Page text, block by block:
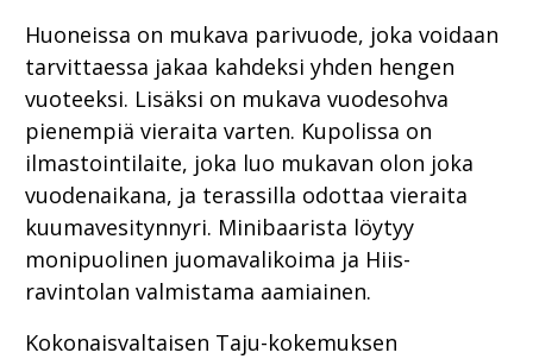
Huoneissa on mukava parivuode, joka voidaan
tarvittaessa jakaa kahdeksi yhden hengen
vuoteeksi. Lisäksi on mukava vuodesohva
pienempiä vieraita varten. Kupolissa on
ilmastointilaite, joka luo mukavan olon joka
vuodenaikana, ja terassilla odottaa vieraita
kuumavesitynnyri. Minibaarista löytyy
monipuolinen juomavalikoima ja Hiis-
ravintolan valmistama aamiainen.
Kokonaisvaltaisen Taju-kokemuksen